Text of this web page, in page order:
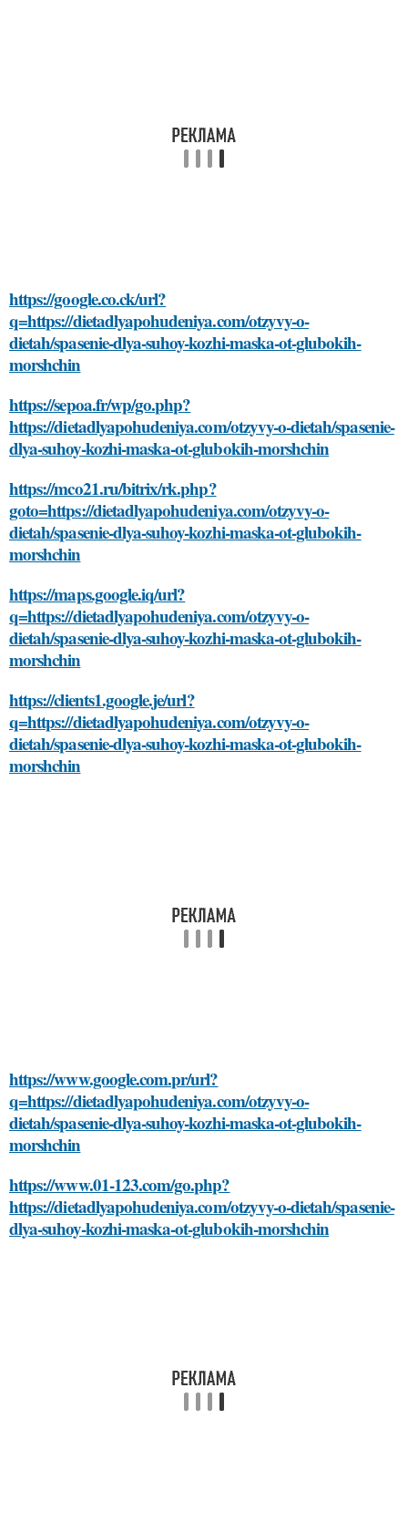
https://google.co.ck/url?
q=https://dietadlyapohudeniya.com/otzyvy-o-
dietah/spasenie-dlya-suhoy-kozhi-maska-ot-glubokih-
morshchin
https://sepoa.fr/wp/go.php?
https://dietadlyapohudeniya.com/otzyvy-o-dietah/spasenie-
dlya-suhoy-kozhi-maska-ot-glubokih-morshchin
https://mco21.ru/bitrix/rk.php?
goto=https://dietadlyapohudeniya.com/otzyvy-o-
dietah/spasenie-dlya-suhoy-kozhi-maska-ot-glubokih-
morshchin
https://maps.google.iq/url?
q=https://dietadlyapohudeniya.com/otzyvy-o-
dietah/spasenie-dlya-suhoy-kozhi-maska-ot-glubokih-
morshchin
https://clients1.google.je/url?
q=https://dietadlyapohudeniya.com/otzyvy-o-
dietah/spasenie-dlya-suhoy-kozhi-maska-ot-glubokih-
morshchin
https://www.google.com.pr/url?
q=https://dietadlyapohudeniya.com/otzyvy-o-
dietah/spasenie-dlya-suhoy-kozhi-maska-ot-glubokih-
morshchin
https://www.01-123.com/go.php?
https://dietadlyapohudeniya.com/otzyvy-o-dietah/spasenie-
dlya-suhoy-kozhi-maska-ot-glubokih-morshchin